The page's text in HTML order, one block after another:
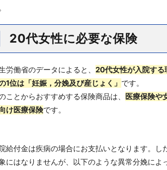
20代女性に必要な保険
労働省のデータによると、 20代女性が入院する
1位は「妊娠，分娩及び産じょく」 です。
ことからおすすめする保険商品は、
医療保険や
け医療保険です。
給付金は疾病の場合にお支払いとなります。
にはなりませんが、以下のような異常分娩に